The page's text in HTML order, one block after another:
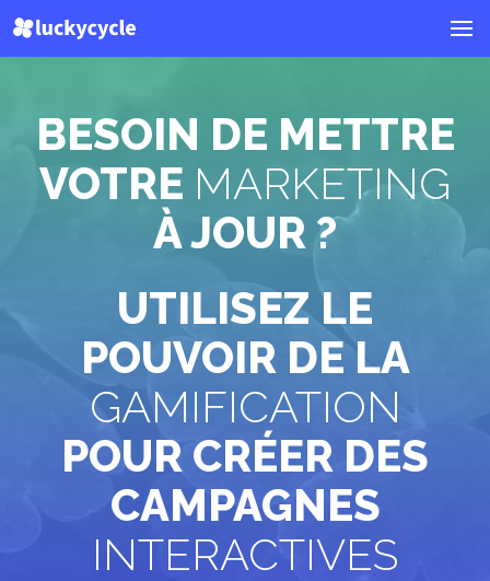
BESOIN DE METTRE
VOTRE MARKETING
À JOUR ?
UTILISEZ LE
POUVOIR DE LA
GAMIFICATION
POUR CRÉER DES
CAMPAGNES
INTERACTIVES